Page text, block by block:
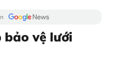
bảo vệ lưới